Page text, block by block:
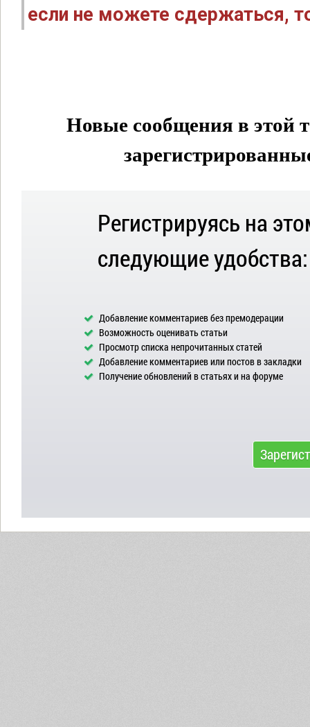
если не можете сдержаться,
Новые сообщения в этой
Регистрируясь на
следующие удобства:
Добавление комментариев без премодерации
Возможность оценивать статьи
Просмотр списка непрочитанных статей
Добавление комментариев или постов в закладки
Получение обновлений в статьях и на форуме